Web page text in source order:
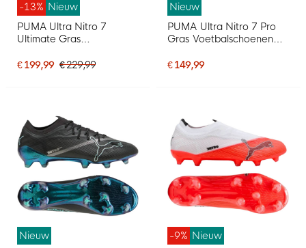
-13% Nieuw
PUMA Ultra Nitro 7
Ultimate Gras
Wit Felrood Zwart
€ 199,99 € 229,99
Nieuw
PUMA Ultra Nitro 7 Pro
Gras Voetbalschoenen
€ 149,99
Nieuw
-9% Nieuw